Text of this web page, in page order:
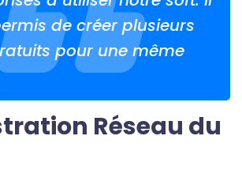
de créer plusieurs
pour une même
Réseau du